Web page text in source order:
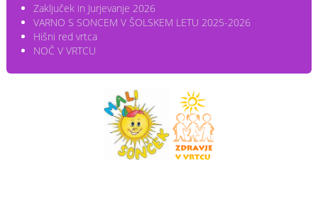
Zaključek in Jurjevanje 2026
VARNO S SONCEM V ŠOLSKEM LETU 2025-2026
Hišni red vrtca
NOČ V VRTCU